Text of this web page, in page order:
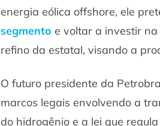
energia eólica offshore, ele
segmento e voltar a investir
refino da estatal, visando a
O futuro presidente da
marcos legais envolvendo a
do hidrogênio e a lei que